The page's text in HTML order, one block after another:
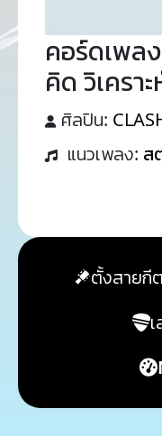
คอร์ดเพลง
คิด วิเครา
ศิลปิน:
แนวเพลง: ส
ตั้งสายกี